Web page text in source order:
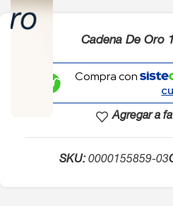
Cadena De Oro
Compra con
Agregar a
SKU:0000155859-03